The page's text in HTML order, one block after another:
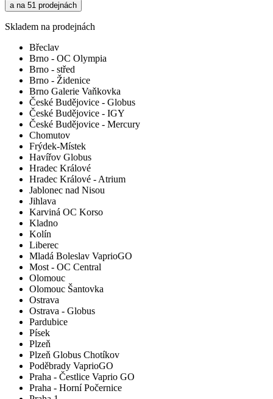
a na 51 prodejnách
Skladem na prodejnách
Břeclav
Brno - OC Olympia
Brno - střed
Brno - Židenice
Brno Galerie Vaňkovka
České Budějovice - Globus
České Budějovice - IGY
České Budějovice - Mercury
Chomutov
Frýdek-Místek
Havířov Globus
Hradec Králové
Hradec Králové - Atrium
Jablonec nad Nisou
Jihlava
Karviná OC Korso
Kladno
Kolín
Liberec
Mladá Boleslav VaprioGO
Most - OC Central
Olomouc
Olomouc Šantovka
Ostrava
Ostrava - Globus
Pardubice
Písek
Plzeň
Plzeň Globus Chotíkov
Poděbrady VaprioGO
Praha - Čestlice Vaprio GO
Praha - Horní Počernice